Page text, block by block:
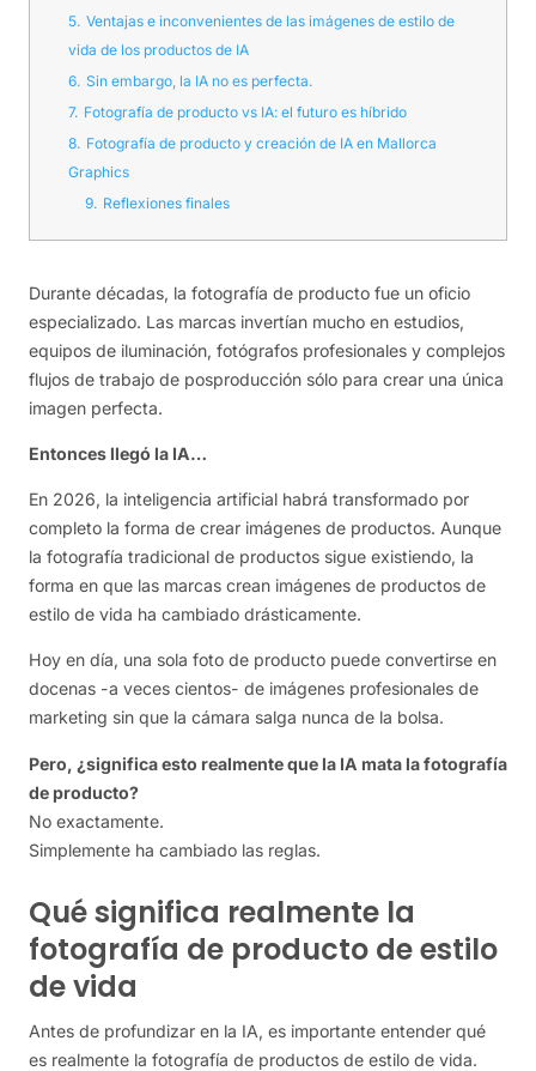
5. Ventajas e inconvenientes de las imágenes de estilo de
vida de los productos de IA
6. Sin embargo, la IA no es perfecta.
7. Fotografía de producto vs IA: el futuro es híbrido
8. Fotografía de producto y creación de IA en Mallorca
Graphics
9. Reflexiones finales
Durante décadas, la fotografía de producto fue un oficio
especializado. Las marcas invertían mucho en estudios,
equipos de iluminación, fotógrafos profesionales y complejos
flujos de trabajo de posproducción sólo para crear una única
imagen perfecta.
Entonces llegó la IA…
En 2026, la inteligencia artificial habrá transformado por
completo la forma de crear imágenes de productos. Aunque
la fotografía tradicional de productos sigue existiendo, la
forma en que las marcas crean imágenes de productos de
estilo de vida ha cambiado drásticamente.
Hoy en día, una sola foto de producto puede convertirse en
docenas -a veces cientos- de imágenes profesionales de
marketing sin que la cámara salga nunca de la bolsa.
Pero, ¿significa esto realmente que la IA mata la fotografía
de producto?
No exactamente.
Simplemente ha cambiado las reglas.
Qué significa realmente la
fotografía de producto de estilo
de vida
Antes de profundizar en la IA, es importante entender qué
es realmente la fotografía de productos de estilo de vida.